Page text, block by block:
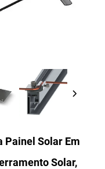
Painel Solar Em
Solar,